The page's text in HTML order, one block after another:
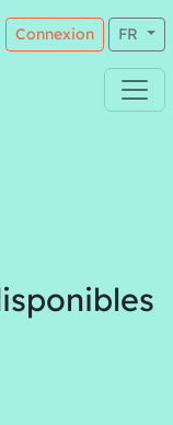
Connexion FR